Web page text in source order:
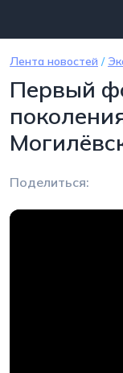
Лента новостей /
Первый
Поделиться: